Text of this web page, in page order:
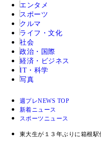
エンタメ
スポーツ
クルマ
ライフ・文化
社会
政治・国際
経済・ビジネス
IT・科学
写真
週プレNEWS TOP
新着ニュース
スポーツニュース
東大生が１３年ぶりに箱根